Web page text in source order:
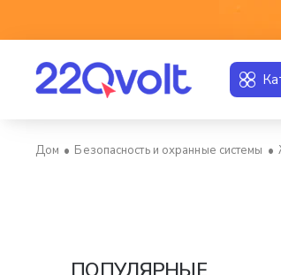
Безопасность и охранные системы